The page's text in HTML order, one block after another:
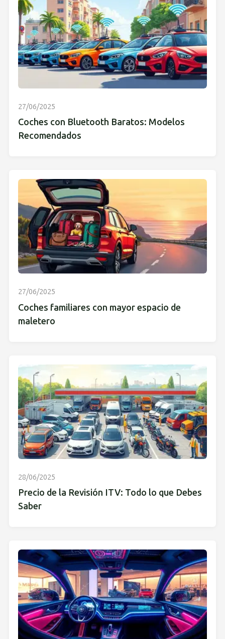
27/06/2025
Coches con Bluetooth Baratos: Modelos
Recomendados
27/06/2025
Coches familiares con mayor espacio de
maletero
28/06/2025
Precio de la Revisión ITV: Todo lo que Debes
Saber